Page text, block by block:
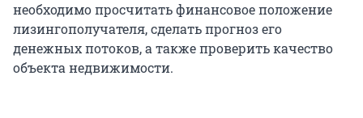
необходимо просчитать финансовое положение
лизингополучателя, сделать прогноз его
денежных потоков, а также проверить качество
объекта недвижимости.